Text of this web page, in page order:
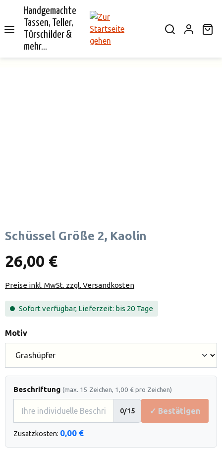
springen
Handgemachte
Tassen, Teller,
Türschilder &
mehr...
Schüssel Größe 2, Kaolin
26,00 €
Preise inkl. MwSt. zzgl. Versandkosten
Sofort verfügbar, Lieferzeit: bis 20 Tage
Motivauswählen
Beschriftung (max. 15 Zeichen, 1,00 € pro Zeichen)
0/15 ✓ Bestätigen
Zusatzkosten: 0,00 €